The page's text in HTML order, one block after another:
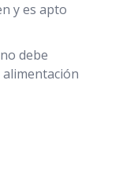
y es apto
debe